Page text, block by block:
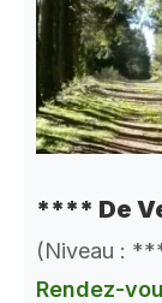
**** De
(Niveau :
Rendez-